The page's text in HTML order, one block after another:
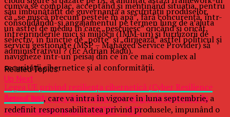
cumva se complac, acceptând şi menţinând situaţia, pentru
că „se mişcă precum peştele în apă”, fără concurenţă, într-
un astfel de mediu în care „pescuiesc” oricând şi oricât,
selectiv, în funcţie de „pofte” şi „dirijează” astfel politicul şi
administrativul ? (Ec Adrian Radu).
Related Topics:
Up Next
Desenul pentru care doi biciclişti riscă ani grei de închisoare: Au
scrijelit inscripţii pe un sit UNESCO – FOTO
său îmbunătățit de guvernanță a securității produselor,
consolidându-și angajamentul pe termen lung de a ajuta
întreprinderile mici și mijlocii (IMM-uri) și furnizorii de
servicii gestionate (MSP – Managed Service Provider) să
navigheze într-un peisaj din ce în ce mai complex al
securității cibernetice și al conformității.
Legea UE privind reziliența cibernetică (Cyber Resilience
Act – CRA), care va intra în vigoare în luna septembrie, a
redefinit responsabilitatea privind produsele, impunând o